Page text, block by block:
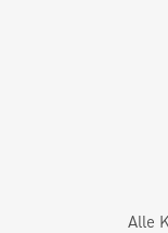
Alle